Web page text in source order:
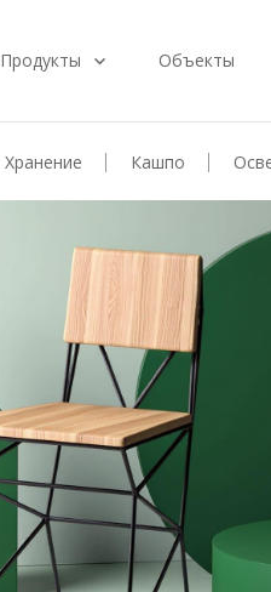
Продукты Объекты
Хранение Кашпо